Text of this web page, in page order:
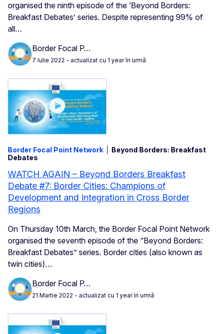
organised the ninth episode of the ‘Beyond Borders:
Breakfast Debates’ series. Despite representing 99% of
all…
Border Focal P…
7 Iulie 2022 - actualizat cu 1 year în urmă
Border Focal Point Network
Beyond Borders: Breakfast
Debates
WATCH AGAIN – Beyond Borders Breakfast
Debate #7: Border Cities: Champions of
Development and Integration in Cross Border
Regions
On Thursday 10th March, the Border Focal Point Network
organised the seventh episode of the “Beyond Borders:
Breakfast Debates” series. Border cities (also known as
twin cities)…
Border Focal P…
21 Martie 2022 - actualizat cu 1 year în urmă